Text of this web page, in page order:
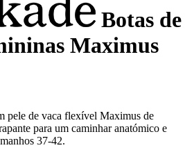
Botas de
Maximus
pele de vaca flexível Maximus de
para um caminhar anatómico e
37-42.